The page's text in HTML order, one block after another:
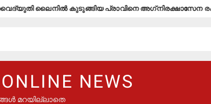
ലൈനില്‍ കുടുങ്ങിയ പ്രാവിനെ അഗ്‌നിരക്ഷാസേന രക്ഷിച്ചു.
NEWS
മറയില്ലാതെ